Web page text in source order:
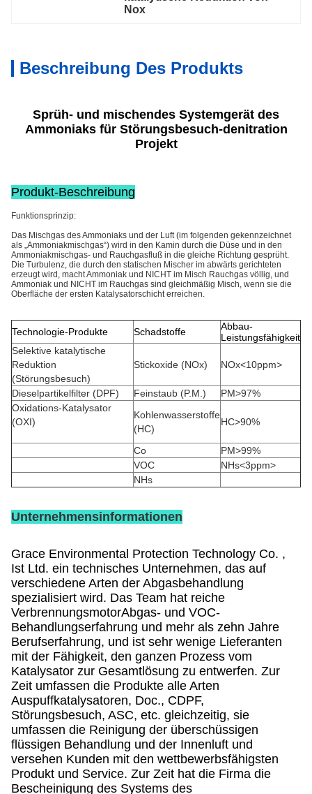
Nox
Beschreibung Des Produkts
Sprüh- und mischendes Systemgerät des
Ammoniaks für Störungsbesuch-denitration
Projekt
Produkt-Beschreibung
Funktionsprinzip:
Das Mischgas des Ammoniaks und der Luft (im folgenden gekennzeichnet
als „Ammoniakmischgas“) wird in den Kamin durch die Düse und in den
Ammoniakmischgas- und Rauchgasfluß in die gleiche Richtung gesprüht.
Die Turbulenz, die durch den statischen Mischer im abwärts gerichteten
erzeugt wird, macht Ammoniak und NICHT im Misch Rauchgas völlig, und
Ammoniak und NICHT im Rauchgas sind gleichmäßig Misch, wenn sie die
Oberfläche der ersten Katalysatorschicht erreichen.
Technologie-Produkte Schadstoffe
Abbau-
Leistungsfähigkeit
Selektive katalytische
Reduktion
(Störungsbesuch)
Stickoxide (NOx) NOx<10ppm>
Dieselpartikelfilter (DPF) Feinstaub (P.M.)
PM>97%
Oxidations-Katalysator
(OXI)
Kohlenwasserstoffe
(HC)
HC>90%
Co
PM>99%
VOC
NHs<3ppm>
NHs
Unternehmensinformationen
Grace Environmental Protection Technology Co. ,
Ist Ltd. ein technisches Unternehmen, das auf
verschiedene Arten der Abgasbehandlung
spezialisiert wird. Das Team hat reiche
VerbrennungsmotorAbgas- und VOC-
Behandlungserfahrung und mehr als zehn Jahre
Berufserfahrung, und ist sehr wenige Lieferanten
mit der Fähigkeit, den ganzen Prozess vom
Katalysator zur Gesamtlösung zu entwerfen. Zur
Zeit umfassen die Produkte alle Arten
Auspuffkatalysatoren, Doc., CDPF,
Störungsbesuch, ASC, etc. gleichzeitig, sie
umfassen die Reinigung der überschüssigen
flüssigen Behandlung und der Innenluft und
versehen Kunden mit den wettbewerbsfähigsten
Produkt und Service. Zur Zeit hat die Firma die
Bescheinigung des Systems des